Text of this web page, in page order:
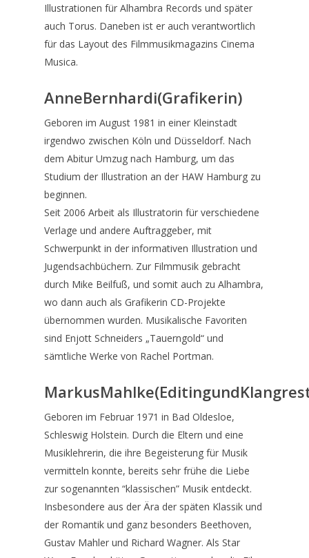
Illustrationen für Alhambra Records und später
auch Torus. Daneben ist er auch verantwortlich
für das Layout des Filmmusikmagazins Cinema
Musica.
AnneBernhardi(Grafikerin)
Geboren im August 1981 in einer Kleinstadt
irgendwo zwischen Köln und Düsseldorf. Nach
dem Abitur Umzug nach Hamburg, um das
Studium der Illustration an der HAW Hamburg zu
beginnen.
Seit 2006 Arbeit als Illustratorin für verschiedene
Verlage und andere Auftraggeber, mit
Schwerpunkt in der informativen Illustration und
Jugendsachbüchern. Zur Filmmusik gebracht
durch Mike Beilfuß, und somit auch zu Alhambra,
wo dann auch als Grafikerin CD-Projekte
übernommen wurden. Musikalische Favoriten
sind Enjott Schneiders „Tauerngold“ und
sämtliche Werke von Rachel Portman.
Geboren im Februar 1971 in Bad Oldesloe,
Schleswig Holstein. Durch die Eltern und eine
Musiklehrerin, die ihre Begeisterung für Musik
vermitteln konnte, bereits sehr frühe die Liebe
zur sogenannten “klassischen” Musik entdeckt.
Insbesondere aus der Ära der späten Klassik und
der Romantik und ganz besonders Beethoven,
Gustav Mahler und Richard Wagner. Als Star